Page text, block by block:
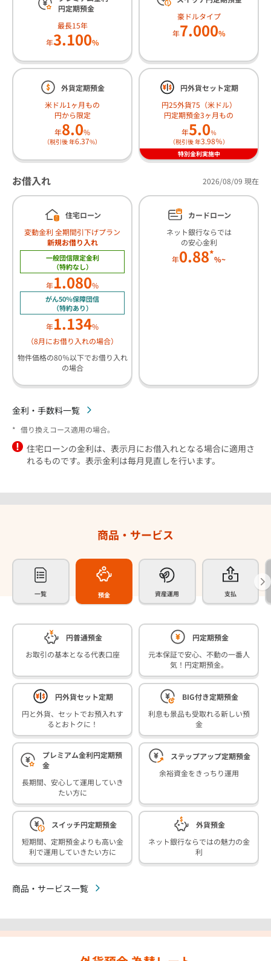
円定期預金
最長15年
年3.100%
豪ドルタイプ
年7.000%
外貨定期預金
米ドル1ヶ月もの
円から限定
年8.0%
（税引後 年6.37%）
円外貨セット定期
円25外貨75（米ドル）
円定期預金3ヶ月もの
年5.0％
（税引後 年3.98％）
特別金利実施中
お借入れ 2026/08/09 現在
住宅ローン
変動金利 全期間引下げプラン
新規お借り入れ
一般団信限定金利
（特約なし）
年1.080%
がん50％保障団信
（特約あり）
年1.134%
（8月にお借り入れの場合）
物件価格の80％以下でお借り入れ
の場合
カードローン
ネット銀行ならでは
の安心金利
年0.88*%~
金利・手数料一覧
* 借り換えコース適用の場合。
住宅ローンの金利は、表示月にお借入れとなる場合に適用さ
れるものです。表示金利は毎月見直しを行います。
商品・サービス
一覧 預金 資産運用 支払
円普通預金
お取引の基本となる代表口座
円定期預金
元本保証で安心、不動の一番人
気！円定期預金。
円外貨セット定期
円と外貨、セットでお預入れす
るとおトクに！
BIG付き定期預金
利息も景品も受取れる新しい預
金
プレミアム金利円定期預
金
長期間、安心して運用していき
たい方に
ステップアップ定期預金
余裕資金をきっちり運用
スイッチ円定期預金
短期間、定期預金よりも高い金
利で運用していきたい方に
外貨預金
ネット銀行ならではの魅力の金
利
商品・サービス一覧